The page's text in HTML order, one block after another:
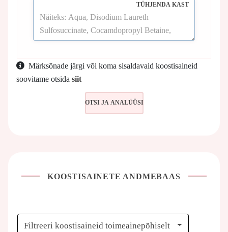
TÜHJENDA KAST
Märksõnade järgi või koma sisaldavaid koostisaineid
soovitame otsida siit
KOOSTISAINETE ANDMEBAAS
Filtreeri koostisaineid toimeainepõhiselt